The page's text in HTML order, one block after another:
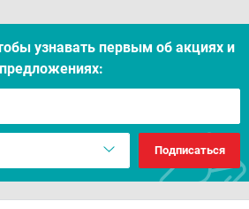
узнавать первым об акцияx и
предложениях:
Подписаться